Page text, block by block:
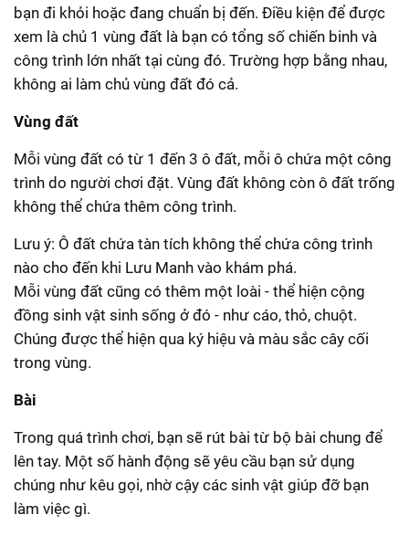
bạn đi khỏi hoặc đang chuẩn bị đến. Điều kiện để được
xem là chủ 1 vùng đất là bạn có tổng số chiến binh và
công trình lớn nhất tại cùng đó. Trường hợp bằng nhau,
không ai làm chủ vùng đất đó cả.
Vùng đất
Mỗi vùng đất có từ 1 đến 3 ô đất, mỗi ô chứa một công
trình do người chơi đặt. Vùng đất không còn ô đất trống
không thể chứa thêm công trình.
Lưu ý: Ô đất chứa tàn tích không thể chứa công trình
nào cho đến khi Lưu Manh vào khám phá.
Mỗi vùng đất cũng có thêm một loài - thể hiện cộng
đồng sinh vật sinh sống ở đó - như cáo, thỏ, chuột.
Chúng được thể hiện qua ký hiệu và màu sắc cây cối
trong vùng.
Bài
Trong quá trình chơi, bạn sẽ rút bài từ bộ bài chung để
lên tay. Một số hành động sẽ yêu cầu bạn sử dụng
chúng như kêu gọi, nhờ cậy các sinh vật giúp đỡ bạn
làm việc gì.